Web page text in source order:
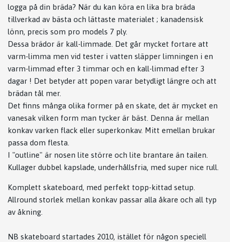
logga på din bräda? När du kan köra en lika bra bräda
tillverkad av bästa och lättaste materialet ; kanadensisk
lönn, precis som pro models 7 ply.
Dessa brädor är kall-limmade. Det går mycket fortare att
varm-limma men vid tester i vatten släpper limningen i en
varm-limmad efter 3 timmar och en kall-limmad efter 3
dagar ! Det betyder att popen varar betydligt längre och att
brädan tål mer.
Det finns många olika former på en skate, det är mycket en
vanesak vilken form man tycker är bäst. Denna är mellan
konkav varken flack eller superkonkav. Mitt emellan brukar
passa dom flesta.
I "outline" är nosen lite större och lite brantare än tailen.
Kullager dubbel kapslade, underhållsfria, med super nice rull.
Komplett skateboard, med perfekt topp-kittad setup.
Allround storlek mellan konkav passar alla åkare och all typ
av åkning.
NB skateboard startades 2010, istället för någon speciell